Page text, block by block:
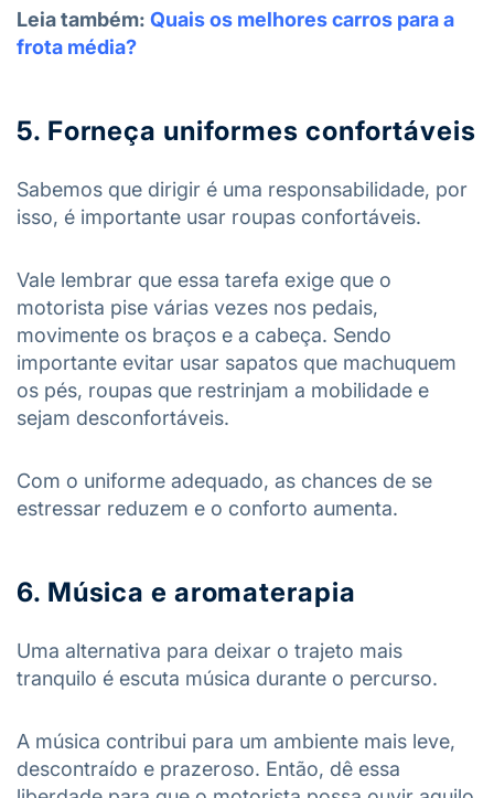
Leia também: Quais os melhores carros para a
frota média?
5. Forneça uniformes confortáveis
Sabemos que dirigir é uma responsabilidade, por
isso, é importante usar roupas confortáveis.
Vale lembrar que essa tarefa exige que o
motorista pise várias vezes nos pedais,
movimente os braços e a cabeça. Sendo
importante evitar usar sapatos que machuquem
os pés, roupas que restrinjam a mobilidade e
sejam desconfortáveis.
Com o uniforme adequado, as chances de se
estressar reduzem e o conforto aumenta.
6. Música e aromaterapia
Uma alternativa para deixar o trajeto mais
tranquilo é escuta música durante o percurso.
A música contribui para um ambiente mais leve,
descontraído e prazeroso. Então, dê essa